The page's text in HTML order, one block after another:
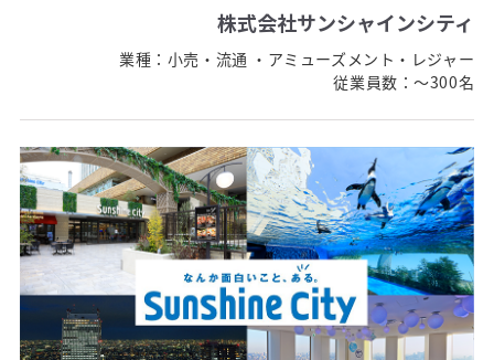
株式会社サンシャインシティ
業種： 小売・流通 ・アミューズメント・レジャー
従業員数：～300名